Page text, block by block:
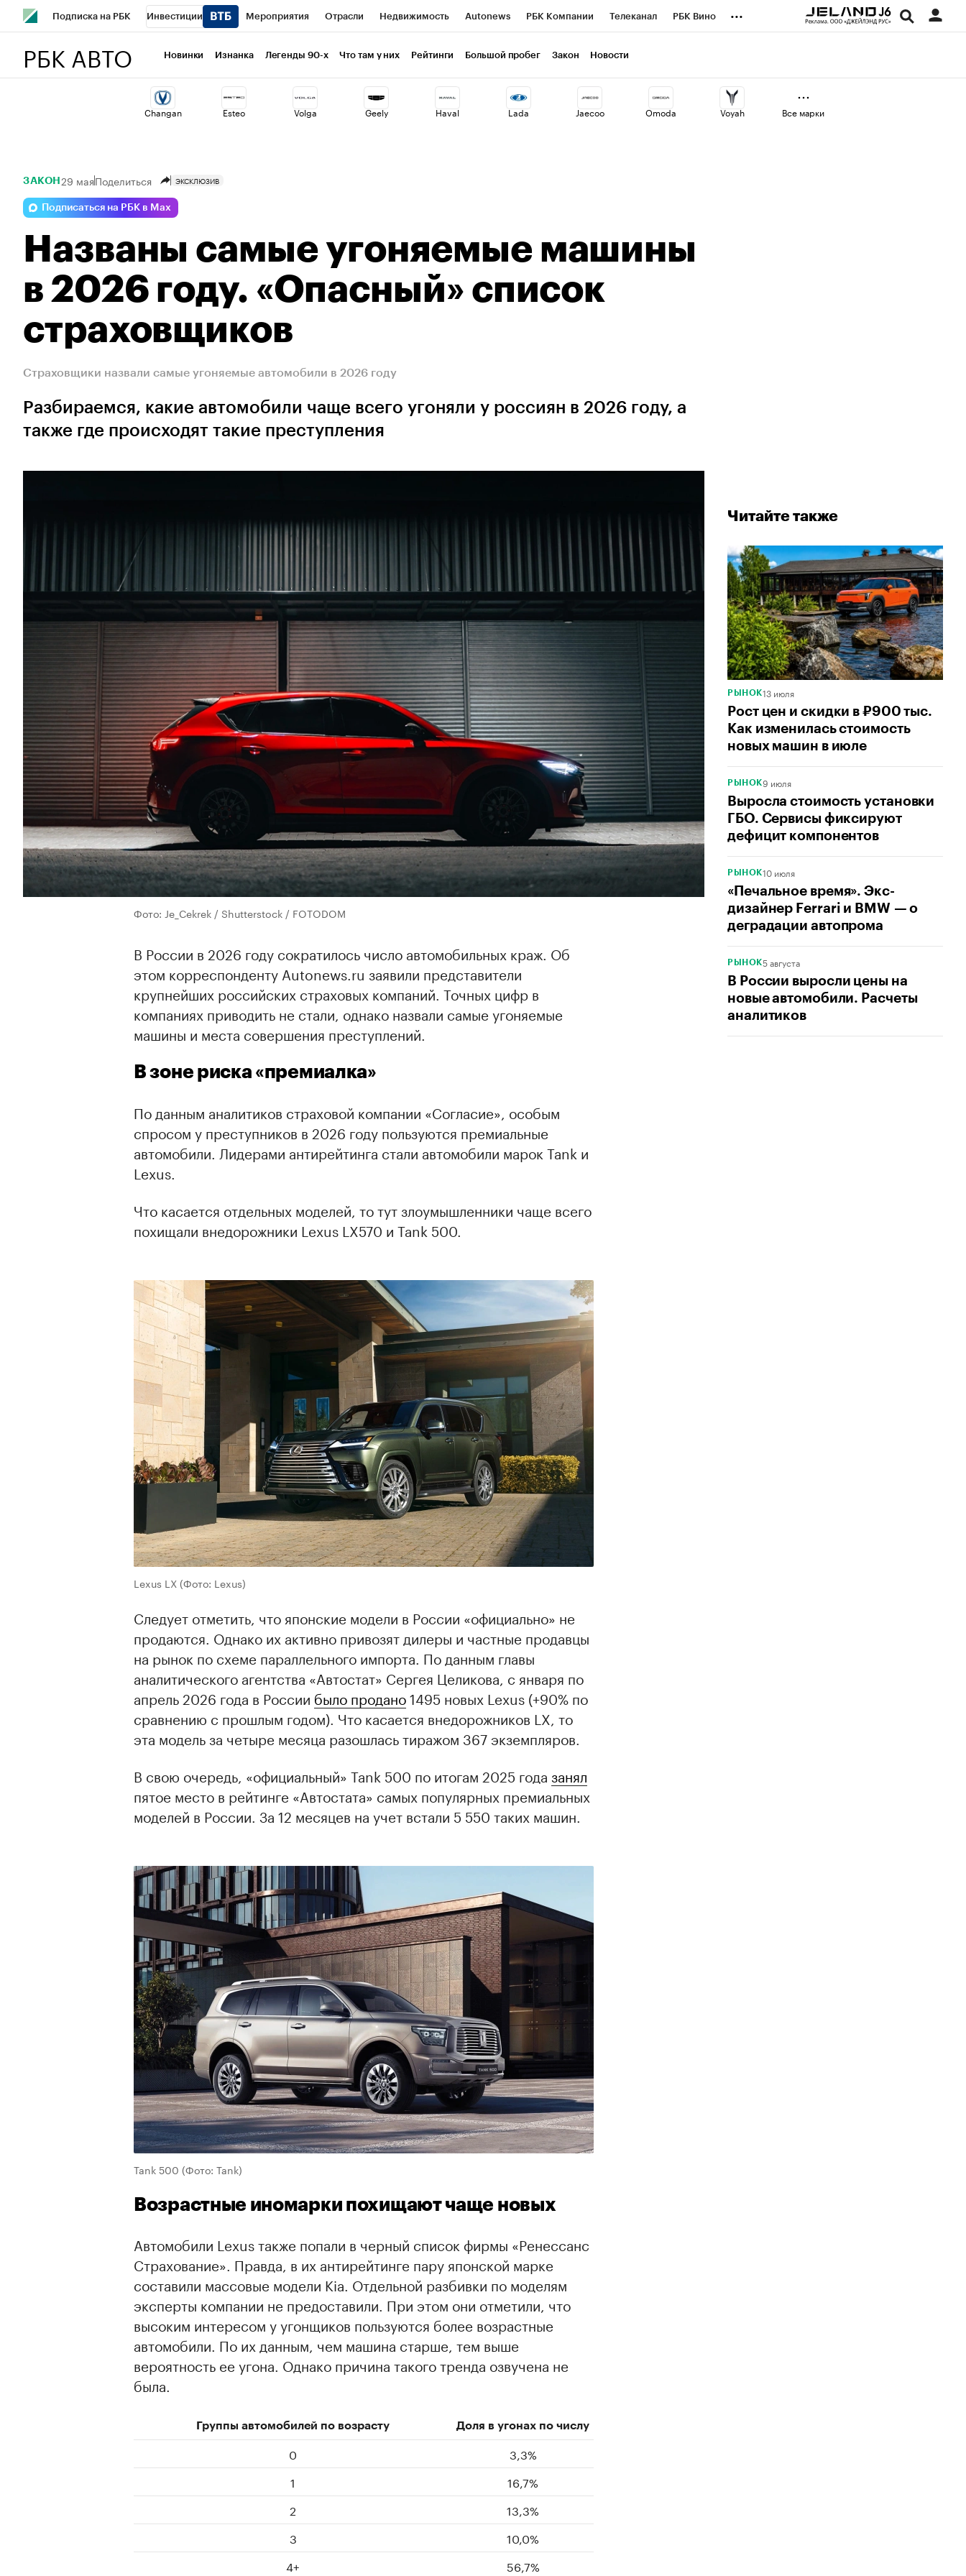
Подписка на РБК Инвестиции Мероприятия Отрасли Недвижимость Autonews РБК Компании Телеканал РБК Вино
Визионеры
Стиль Крипто РБК Бизнес-среда Дискуссионный клуб Исследования Кредитные рейтинги Франшизы Газета
Конференции СПб Спецпроекты Проверка контрагентов Экономика Бизнес
...
РБК АВТО Новинки Изнанка Легенды 90-х Что там у них Рейтинги Большой пробег Закон Новости
Changan Esteo Volga Geely Haval Lada Jaecoo Omoda Voyah Все марки
Читайте также
РЫНОК13 июля
Рост цен и скидки в ₽900 тыс.
Как изменилась стоимость
новых машин в июле
РЫНОК9 июля
Выросла стоимость установки
ГБО. Сервисы фиксируют
дефицит компонентов
РЫНОК10 июля
«Печальное время». Экс-
дизайнер Ferrari и BMW — о
деградации автопрома
РЫНОК5 августа
В России выросли цены на
новые автомобили. Расчеты
аналитиков
ЗАКОН 29 маяПоделиться ЭКСКЛЮЗИВ
Подписаться на РБК в Max
Названы самые угоняемые машины
в 2026 году. «Опасный» список
страховщиков
Страховщики назвали самые угоняемые автомобили в 2026 году
Разбираемся, какие автомобили чаще всего угоняли у россиян в 2026 году, а
также где происходят такие преступления
Фото: Je_Cekrek / Shutterstock / FOTODOM
В России в 2026 году сократилось число автомобильных краж. Об
этом корреспонденту Autonews.ru заявили представители
крупнейших российских страховых компаний. Точных цифр в
компаниях приводить не стали, однако назвали самые угоняемые
машины и места совершения преступлений.
В зоне риска «премиалка»
00:00
По данным аналитиков страховой компании «Согласие», особым
спросом у преступников в 2026 году пользуются премиальные
автомобили. Лидерами антирейтинга стали автомобили марок Tank и
Lexus.
Что касается отдельных моделей, то тут злоумышленники чаще вcего
похищали внедорожники Lexus LX570 и Tank 500.
Lexus LX(Фото: Lexus)
Следует отметить, что японские модели в России «официально» не
продаются. Однако их активно привозят дилеры и частные продавцы
на рынок по схеме параллельного импорта. По данным главы
аналитического агентства «Автостат» Сергея Целикова, с января по
апрель 2026 года в России было продано1495 новых Lexus (+90% по
сравнению с прошлым годом). Что касается внедорожников LX, то
эта модель за четыре месяца разошлась тиражом 367 экземпляров.
В свою очередь, «официальный» Tank 500 по итогам 2025 года занял
пятое место в рейтинге «Автостата» самых популярных премиальных
моделей в России. За 12 месяцев на учет встали 5 550 таких машин.
Tank 500 (Фото: Tank)
Возрастные иномарки похищают чаще новых
Автомобили Lexus также попали в черный список фирмы «Ренессанс
Страхование». Правда, в их антирейтинге пару японской марке
составили массовые модели Kia. Отдельной разбивки по моделям
эксперты компании не предоставили. При этом они отметили, что
высоким интересом у угонщиков пользуются более возрастные
автомобили. По их данным, чем машина старше, тем выше
вероятность ее угона. Однако причина такого тренда озвучена не
была.
Группы автомобилей по возрасту Доля в угонах по числу
0
3,3%
1
16,7%
2
13,3%
3
10,0%
4+
56,7%